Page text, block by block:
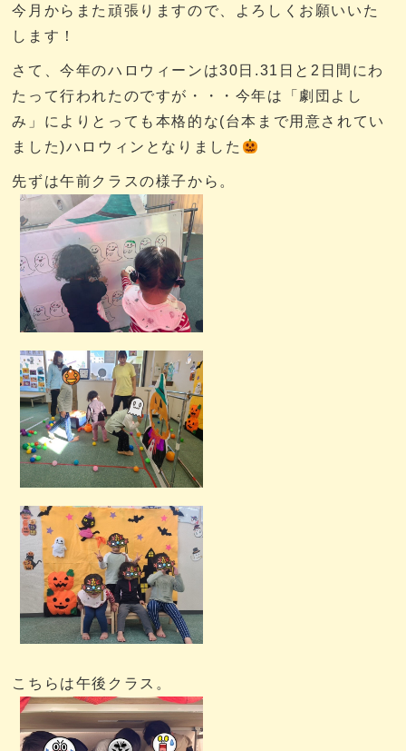
今月からまた頑張りますので、よろしくお願いいた
します！
さて、今年のハロウィーンは30日.31日と2日間にわ
たって行われたのですが・・・今年は「劇団よし
み」によりとっても本格的な(台本まで用意されてい
ました)ハロウィンとなりました
先ずは午前クラスの様子から。
こちらは午後クラス。